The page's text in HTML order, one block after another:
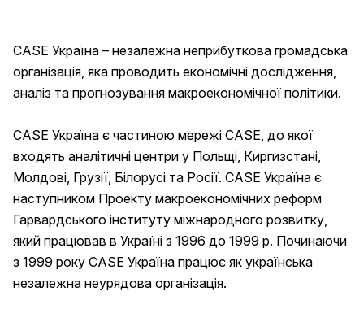
CASE Україна – незалежна неприбуткова громадська
організація, яка проводить економічні дослідження,
аналіз та прогнозування макроекономічної політики.
CASE Україна є частиною мережі CASE, до якої
входять аналітичні центри у Польщі, Киргизстані,
Молдові, Грузії, Білорусі та Росії. CASE Україна є
наступником Проекту макроекономічних реформ
Гарвардського інституту міжнародного розвитку,
який працював в Україні з 1996 до 1999 р. Починаючи
з 1999 року CASE Україна працює як українська
незалежна неурядова організація.